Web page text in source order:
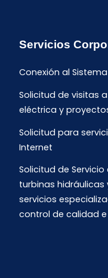
Servicios
Conexión al
Solicitud de visitas
eléctrica y
Solicitud para
Internet
Solicitud de
turbinas
servicios
control de calidad e